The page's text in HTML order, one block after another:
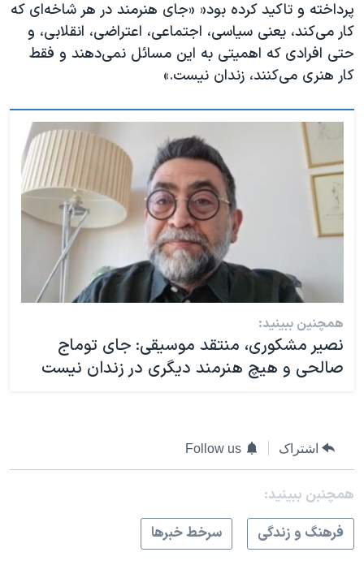
پرداخته و تاکید کرده بود« «جای هنرمند در هر شاخه‌ای که
کار می‌کند، یعنی سیاسی، اجتماعی، اعتراضی، انقلابی، و
حتی افرادی که اهمیتی به این مسائل نمی‌دهند و فقط
کار هنری می‌کنند، زندان نیست.»
همچنین ببینید:
نصیر مشکوری، منتقد موسیقی: جای توماج
صالحی و هیچ هنرمند دیگری در زندان نیست
اشتراک Follow us
همچنبن ببینید:
فرهنگ و زندگی
سرخط خبرها